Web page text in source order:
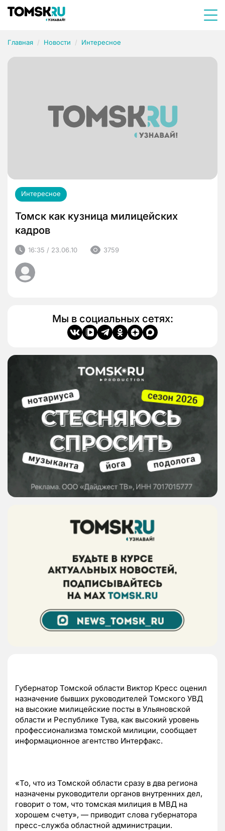
Главная Новости Интересное
Интересное
Томск как кузница милицейских
кадров
16:35 / 23.06.10 3759
Мы в социальных сетях:
Губернатор Томской области Виктор Кресс оценил
назначение бывших руководителей Томского УВД
на высокие милицейские посты в Ульяновской
области и Республике Тува, как высокий уровень
профессионализма томской милиции, сообщает
информационное агентство Интерфакс.
«То, что из Томской области сразу в два региона
назначены руководители органов внутренних дел,
говорит о том, что томская милиция в МВД на
хорошем счету», — приводит слова губернатора
пресс-служба областной администрации.